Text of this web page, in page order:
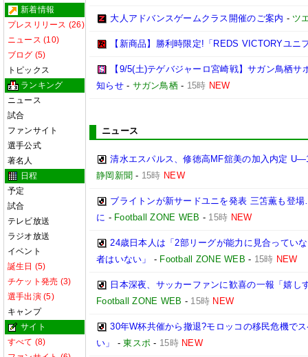
新着情報
プレスリリース (26)
ニュース (10)
ブログ (5)
トピックス
ランキング
ニュース
試合
ファンサイト
選手公式
著名人
日程
予定
試合
テレビ放送
ラジオ放送
イベント
誕生日 (5)
チケット発売 (3)
選手出演 (5)
キャンプ
サイト
すべて (8)
大人アドバンスゲームクラス開催のご案内 - ツ
【新商品】勝利時限定!「REDS VICTORYユニ
【9/5(土)テゲバジャーロ宮崎戦】サガン鳥栖
知らせ- サガン鳥栖- 15時 NEW
ニュース
清水エスパルス、修徳高MF舘美の加入内定
静岡新聞 - 15時 NEW
ブライトンが新サードユニを発表 三笘薫も登
に - Football ZONE WEB - 15時 NEW
24歳日本人は「2部リーグが能力に見合ってい
者はいない」
- Football ZONE WEB - 15時 NEW
日本深夜、サッカーファンに歓喜の一報「嬉
Football ZONE WEB - 15時 NEW
30年W杯共催から撤退?モロッコの移民危機で
い」
-東スポ - 15時 NEW